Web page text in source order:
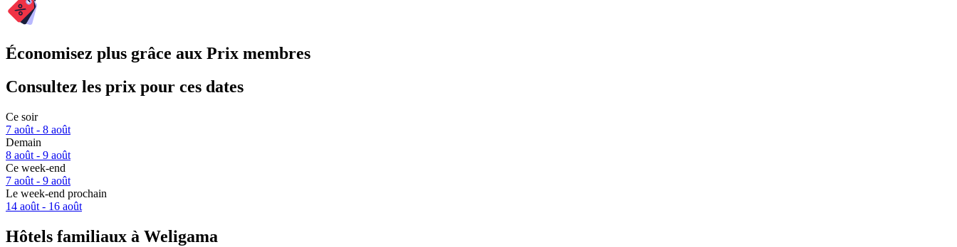
Économisez plus grâce aux Prix membres
Consultez les prix pour ces dates
Ce soir
7 août - 8 août
Demain
8 août - 9 août
Ce week-end
7 août - 9 août
Le week-end prochain
14 août - 16 août
Hôtels familiaux à Weligama